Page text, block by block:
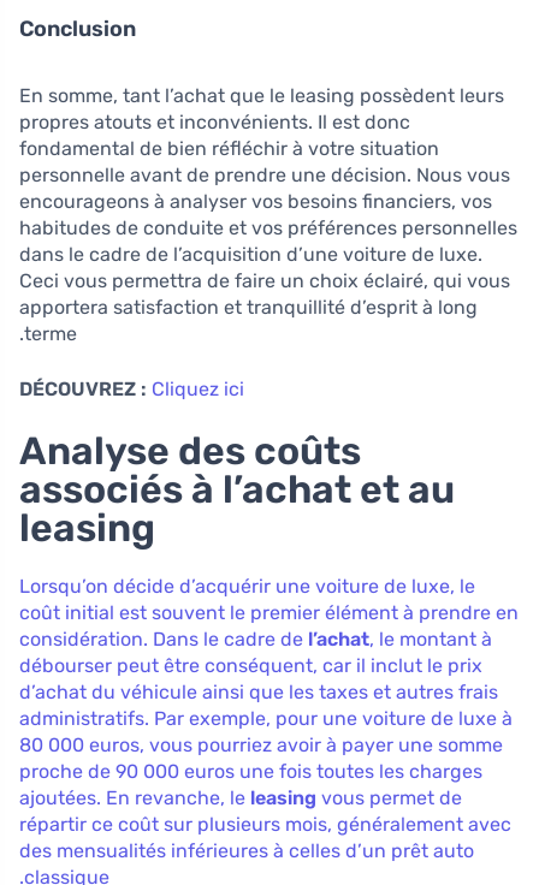
Conclusion
En somme, tant l’achat que le leasing possèdent leurs
propres atouts et inconvénients. Il est donc
fondamental de bien réfléchir à votre situation
personnelle avant de prendre une décision. Nous vous
encourageons à analyser vos besoins financiers, vos
habitudes de conduite et vos préférences personnelles
dans le cadre de l’acquisition d’une voiture de luxe.
Ceci vous permettra de faire un choix éclairé, qui vous
apportera satisfaction et tranquillité d’esprit à long
terme.
DÉCOUVREZ : Cliquez ici
Analyse des coûts
associés à l’achat et au
leasing
Lorsqu’on décide d’acquérir une voiture de luxe, le
coût initial est souvent le premier élément à prendre en
considération. Dans le cadre de l’achat, le montant à
débourser peut être conséquent, car il inclut le prix
d’achat du véhicule ainsi que les taxes et autres frais
administratifs. Par exemple, pour une voiture de luxe à
80 000 euros, vous pourriez avoir à payer une somme
proche de 90 000 euros une fois toutes les charges
ajoutées. En revanche, le leasing vous permet de
répartir ce coût sur plusieurs mois, généralement avec
des mensualités inférieures à celles d’un prêt auto
classique.